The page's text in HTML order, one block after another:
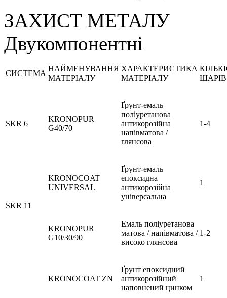
ЗАХИСТ МЕТАЛУ
Двукомпонентні
СИСТЕМА
НАЙМЕНУВАННЯ
МАТЕРІАЛУ
ХАРАКТЕРИСТИКА
МАТЕРІАЛУ
ШАРІВ
SKR 6
KRONOPUR
G40/70
Ґрунт-емаль
поліуретанова
антикорозійна
напівматова /
глянсова
1-4
SKR 11
KRONOCOAT
UNIVERSAL
Ґрунт-емаль
епоксидна
антикорозійна
універсальна
1
KRONOPUR
G10/30/90
Емаль поліуретанова
матова / напівматова /
високо глянсова
1-2
KRONOCOAT ZN
Ґрунт епоксидний
антикорозійний
наповнений цинком
1